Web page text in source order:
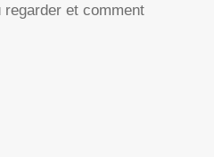
et comment